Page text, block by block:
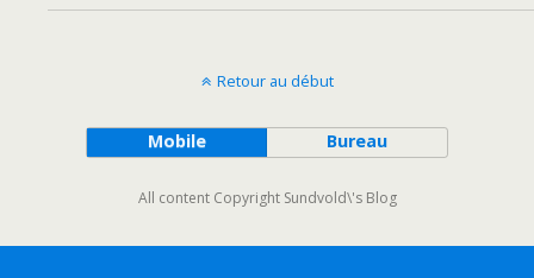
Retour au début
Mobile Bureau
All content Copyright Sundvold\'s Blog